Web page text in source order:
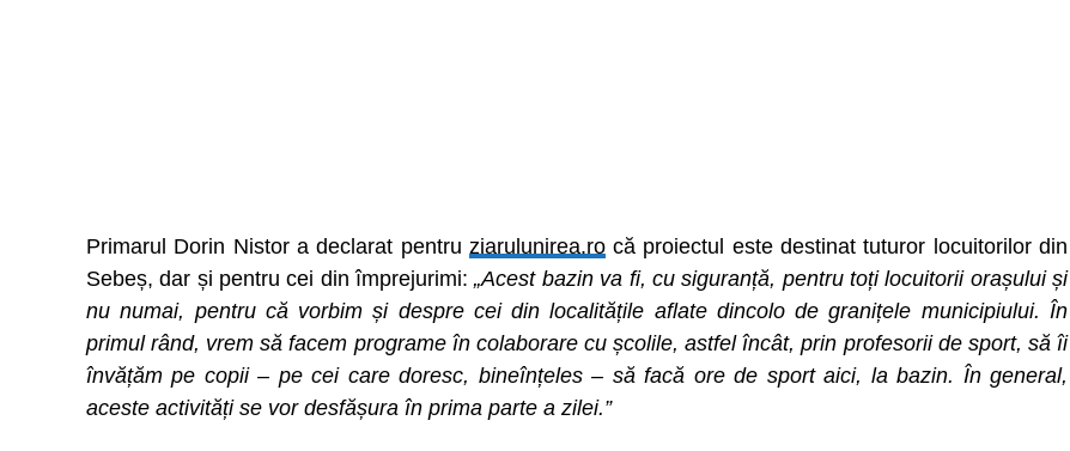
Primarul Dorin Nistor a declarat pentru ziarulunirea.rocă proiectul este destinat tuturor locuitorilor din
Sebeș, dar și pentru cei din împrejurimi:„Acest bazin va fi, cu siguranță, pentru toți locuitorii orașului și
nu numai, pentru că vorbim și despre cei din localitățile aflate dincolo de granițele municipiului. În
primul rând, vrem să facem programe în colaborare cu școlile, astfel încât, prin profesorii de sport, să îi
învățăm pe copii – pe cei care doresc, bineînțeles – să facă ore de sport aici, la bazin. În general,
aceste activități se vor desfășura în prima parte a zilei.”